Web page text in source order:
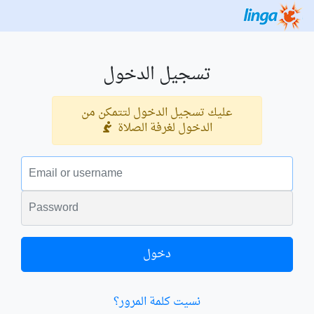
تسجيل الدخول
عليك تسجيل الدخول لتتمكن من
الدخول لغرفة الصلاة
البريد الالكتروني
الكلمة السرية
دخول
نسيت كلمة المرور؟